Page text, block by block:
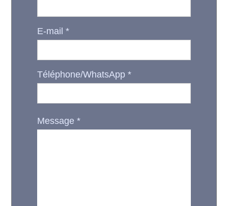
E-mail*
Téléphone/WhatsApp*
Message*